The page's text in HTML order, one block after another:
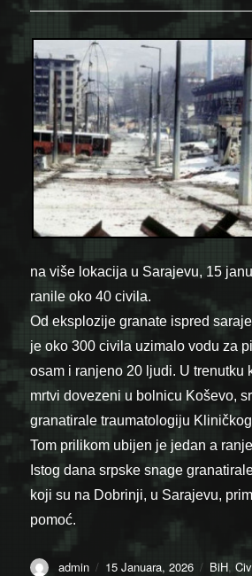
na više lokacija u Sarajevu, 15
ranile oko 40 civila.
Od eksplozije granate ispred
je oko 300 civila uzimalo vodu za
osam i ranjeno 20 ljudi. U trenutku
mrtvi dovezeni u bolnicu Koševo,
granatirale traumatologiju
Tom prilikom ubijen je jedan a
Istog dana srpske snage
koji su na Dobrinji, u Sarajevu,
pomoć.
Author
admin
Posted
15 Januara, 2026 BiH ,